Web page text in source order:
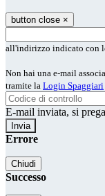
button close ×
all'indirizzo indicato con
Non hai una e-mail
tramite la Login Spaggiari
E-mail inviata, si
Errore
Chiudi
Successo